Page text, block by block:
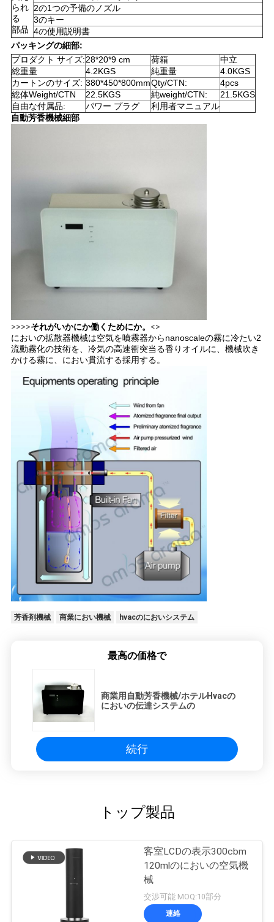
SHOPPING
ONLINE
地
図
られ
る
部品
2の1つの予備のノズル
3のキー
4の使用説明書
パッキングの細部:
プロダクト サイズ:28*20*9 cm 荷箱
中立
総重量
4.2KGS 純重量
4.0KGS
カートンのサイズ: 380*450*800mmQty/CTN:
4pcs
総体Weight/CTN
22.5KGS 純weight/CTN:
21.5KGS
自由な付属品:
パワー プラグ
利用者マニュアル
自動芳香機械細部
>>>>それがいかにか働くためにか。 <>
においの拡散器機械は空気を噴霧器からnanoscaleの霧に冷たい2
流動霧化の技術を、冷気の高速衝突当る香りオイルに、機械吹き
かける霧に、におい貫流する採用する。
芳香剤機械 商業におい機械 hvacのにおいシステム
最高の価格で
商業用自動芳香機械/ホテルHvacの
においの伝達システムの
続行
トップ製品
客室LCDの表示300cbm
120mlのにおいの空気機
械
交渉可能 MOQ:10部分
連絡